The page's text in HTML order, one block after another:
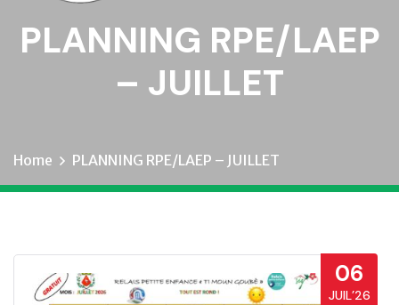
PLANNING RPE/LAEP
– JUILLET
Home PLANNING RPE/LAEP – JUILLET
06
JUIL’26